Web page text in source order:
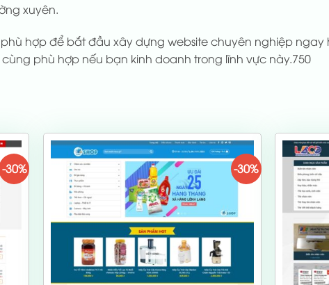
xuyên.
hợp để bắt đầu xây dựng website chuyên nghiệp ngay
phù hợp nếu bạn kinh doanh trong lĩnh vực này.750
-30% -30%